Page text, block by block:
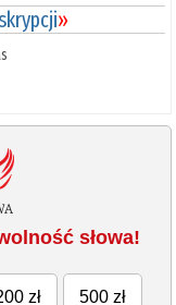
»
słowa!
zł 500 zł